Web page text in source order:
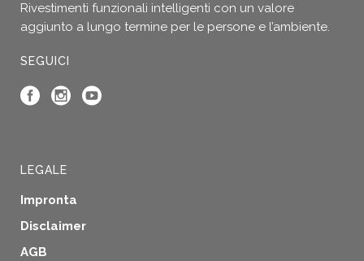
Rivestimenti funzionali intelligenti con un valore
aggiunto a lungo termine per le persone e l’ambiente.
SEGUICI
LEGALE
Impronta
Disclaimer
AGB